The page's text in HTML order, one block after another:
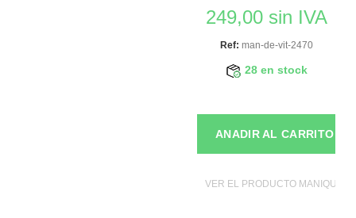
249,00 sin IVA
Ref: man-de-vit-2470
28 en stock
ANADIR AL CARRITO
VER EL PRODUCTO MANIQUIES